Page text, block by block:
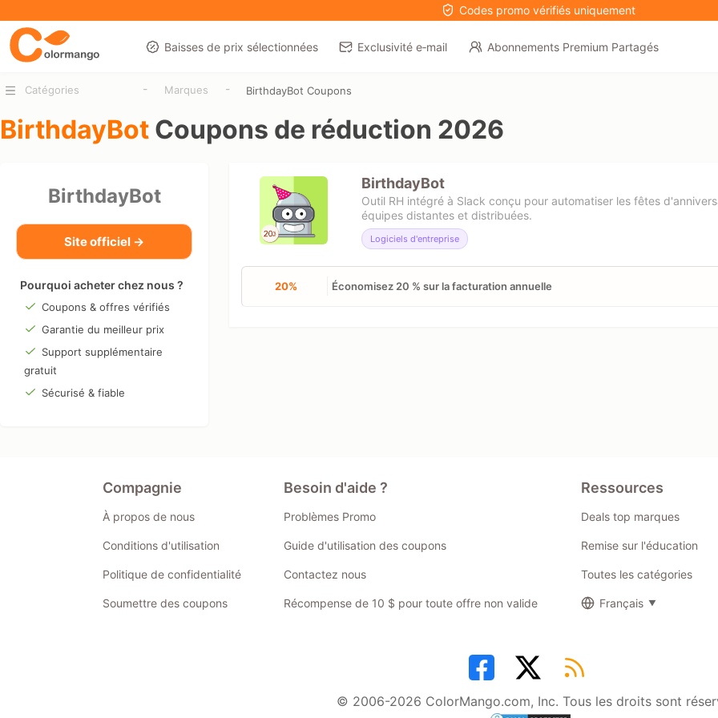
Codes promo vérifiés uniquement
Baisses de prix sélectionnées Exclusivité e‑mail Abonnements Premium Partagés
Catégories - Marques - BirthdayBot Coupons
BirthdayBot Coupons de réduction 2026
BirthdayBot
Site officiel →
Pourquoi acheter chez nous ?
Coupons & offres vérifiés
Garantie du meilleur prix
Support supplémentaire
gratuit
Sécurisé & fiable
BirthdayBot
Outil RH intégré à Slack conçu pour automatiser les fêtes
équipes distantes et distribuées.
Logiciels d'entreprise
20% Économisez 20 % sur la facturation annuelle
Compagnie
À propos de nous
Conditions d'utilisation
Politique de confidentialité
Soumettre des coupons
Besoin d'aide ?
Problèmes Promo
Guide d'utilisation des coupons
Contactez nous
Récompense de 10 $ pour toute offre non valide
Ressources
Deals top marques
Remise sur l'éducation
Toutes les catégories
Français
© 2006-2026 ColorMango.com, Inc. Tous les droits sont